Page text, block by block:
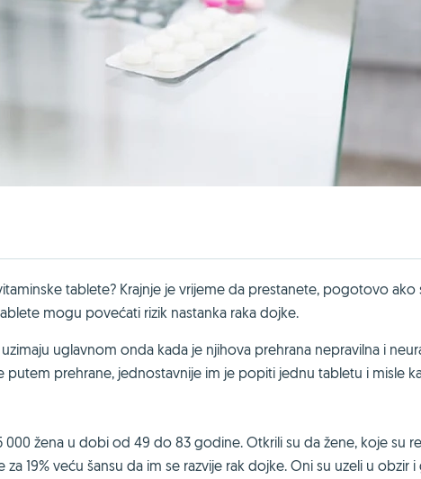
tablete? Krajnje je vrijeme da prestanete, pogotovo ako
mogu povećati rizik nastanka raka dojke.
uglavnom onda kada je njihova prehrana nepravilna i
prehrane, jednostavnije im je popiti jednu tabletu i misle
000 žena u dobi od 49 do 83 godine. Otkrili su da žene, koje su
19% veću šansu da im se razvije rak dojke. Oni su uzeli u obzir